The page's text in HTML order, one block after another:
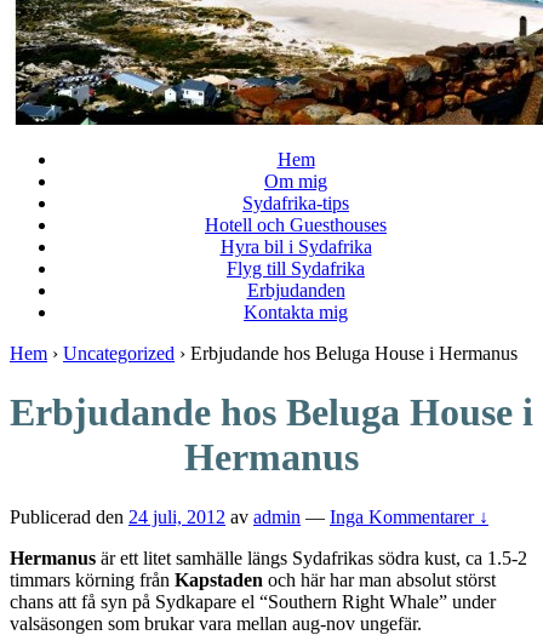
Hem
Om mig
Sydafrika-tips
Hotell och Guesthouses
Hyra bil i Sydafrika
Flyg till Sydafrika
Erbjudanden
Kontakta mig
Hem › Uncategorized › Erbjudande hos Beluga House i Hermanus
Erbjudande hos Beluga House i
Hermanus
Publicerad den 24 juli, 2012 av admin — Inga Kommentarer ↓
Hermanus är ett litet samhälle längs Sydafrikas södra kust, ca 1.5-2
timmars körning från Kapstaden och här har man absolut störst
chans att få syn på Sydkapare el “Southern Right Whale” under
valsäsongen som brukar vara mellan aug-nov ungefär.